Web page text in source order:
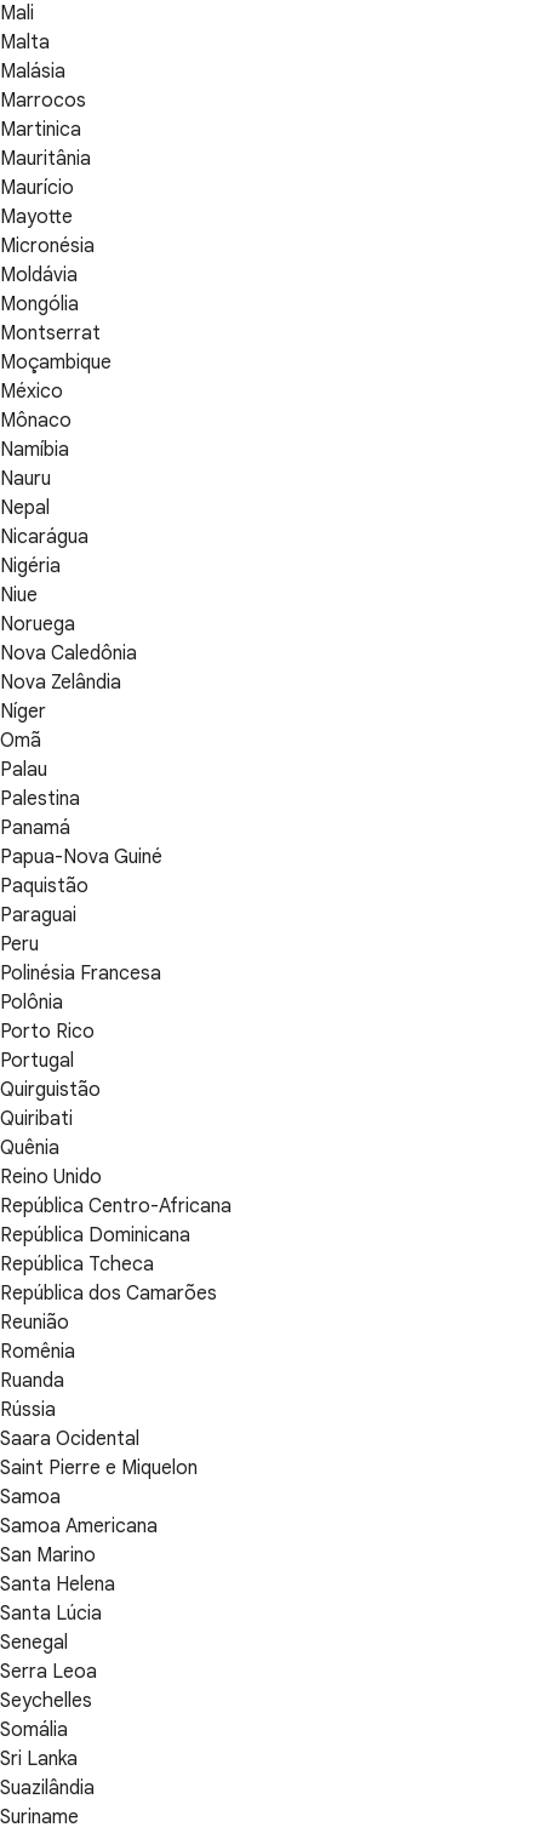
Mali
Malta
Malásia
Marrocos
Martinica
Mauritânia
Maurício
Mayotte
Micronésia
Moldávia
Mongólia
Montserrat
Moçambique
México
Mônaco
Namíbia
Nauru
Nepal
Nicarágua
Nigéria
Niue
Noruega
Nova Caledônia
Nova Zelândia
Níger
Omã
Palau
Palestina
Panamá
Papua-Nova Guiné
Paquistão
Paraguai
Peru
Polinésia Francesa
Polônia
Porto Rico
Portugal
Quirguistão
Quiribati
Quênia
Reino Unido
República Centro-Africana
República Dominicana
República Tcheca
República dos Camarões
Reunião
Romênia
Ruanda
Rússia
Saara Ocidental
Saint Pierre e Miquelon
Samoa
Samoa Americana
San Marino
Santa Helena
Santa Lúcia
Senegal
Serra Leoa
Seychelles
Somália
Sri Lanka
Suazilândia
Suriname